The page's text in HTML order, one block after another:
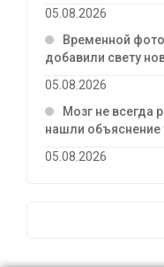
05.08.2026
Временной
добавили свету
05.08.2026
Мозг не всегда
нашли объяснение
05.08.2026